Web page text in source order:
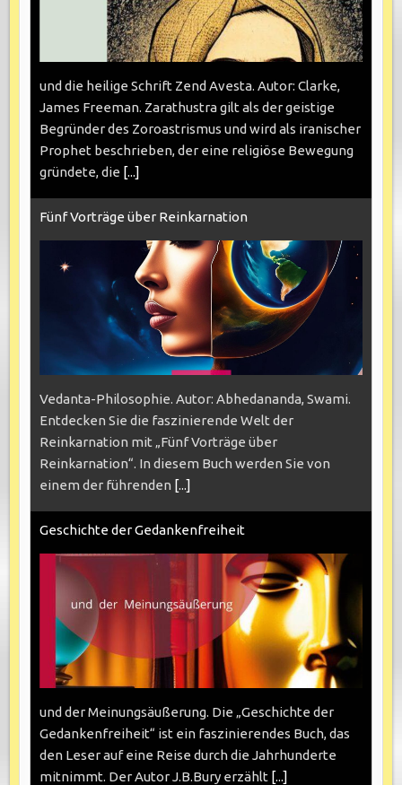
und die heilige Schrift Zend Avesta. Autor: Clarke,
James Freeman. Zarathustra gilt als der geistige
Begründer des Zoroastrismus und wird als iranischer
Prophet beschrieben, der eine religiöse Bewegung
gründete, die [...]
Fünf Vorträge über Reinkarnation
Vedanta-Philosophie. Autor: Abhedananda, Swami.
Entdecken Sie die faszinierende Welt der
Reinkarnation mit „Fünf Vorträge über
Reinkarnation“. In diesem Buch werden Sie von
einem der führenden [...]
Geschichte der Gedankenfreiheit
und der Meinungsäußerung. Die „Geschichte der
Gedankenfreiheit“ ist ein faszinierendes Buch, das
den Leser auf eine Reise durch die Jahrhunderte
mitnimmt. Der Autor J.B.Bury erzählt [...]